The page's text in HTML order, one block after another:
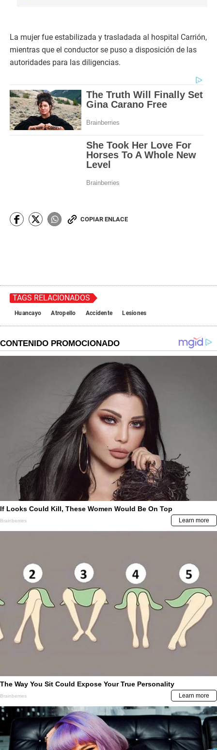
La mujer fue estabilizada y trasladada al hospital Carrión,
mientras que el conductor se puso a disposición de las
autoridades para las diligencias.
COPIAR ENLACE
TAGS RELACIONADOS
Huancayo Atropello Accidente Lesiones